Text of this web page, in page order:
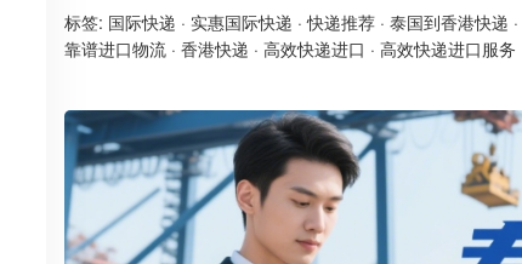
标签: 国际快递 · 实惠国际快递 ·快递推荐 · 泰国到香港快递 ·
靠谱进口物流 · 香港快递 · 高效快递进口 · 高效快递进口服务